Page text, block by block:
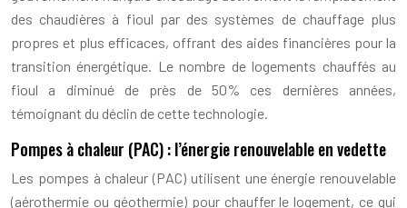
des chaudières à fioul par des systèmes de chauffage plus
propres et plus efficaces, offrant des aides financières pour la
transition énergétique. Le nombre de logements chauffés au
fioul a diminué de près de 50% ces dernières années,
témoignant du déclin de cette technologie.
Pompes à chaleur (PAC) : l’énergie renouvelable en vedette
Les pompes à chaleur (PAC) utilisent une énergie renouvelable
(aérothermie ou géothermie) pour chauffer le logement, ce qui